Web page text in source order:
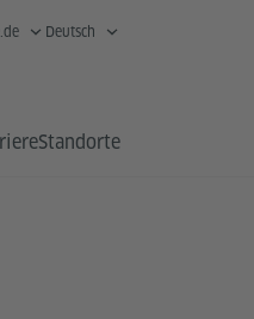
Deutsch
Standorte